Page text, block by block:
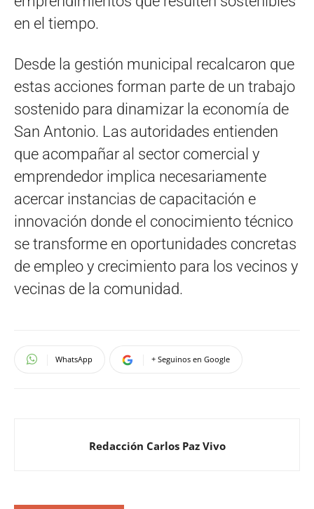
en el tiempo.
Desde la gestión municipal recalcaron que
estas acciones forman parte de un trabajo
sostenido para dinamizar la economía de
San Antonio. Las autoridades entienden
que acompañar al sector comercial y
emprendedor implica necesariamente
acercar instancias de capacitación e
innovación donde el conocimiento técnico
se transforme en oportunidades concretas
de empleo y crecimiento para los vecinos y
vecinas de la comunidad.
WhatsApp + Seguinos en Google
Redacción Carlos Paz Vivo